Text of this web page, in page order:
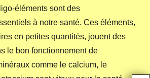
éléments sont des
à notre santé. Ces éléments,
en petites quantités, jouent des
le bon fonctionnement de
comme le calcium, le